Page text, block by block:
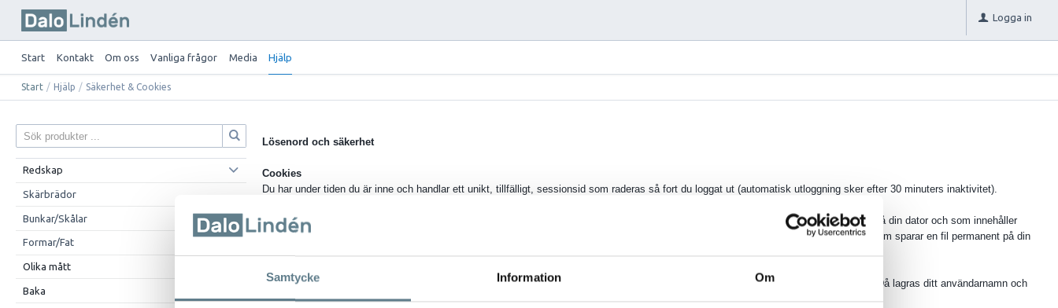
Samtycke Information Om
Logga in
Start Kontakt Om oss Vanliga frågor Media Hjälp
Start / Hjälp / Säkerhet & Cookies
Redskap
Skärbrädor
Bunkar/Skålar
Formar/Fat
Olika mått
Baka
Lösenord och säkerhet
Cookies
Du har under tiden du är inne och handlar ett unikt, tillfälligt, sessionsid som raderas så fort du loggat ut (automatisk utloggning sker efter 30 minuters inaktivitet).
Enligt lagen om elektronisk kommunikation måste vi informera dig om att vi använder cookies. En cookie är en liten textfil som lagras på din dator och som innehåller
information. Cookies används av rent tekniska skäl för att förbättra webbplatsens funktionalitet. Det finns två sorters cookies, en sort som sparar en fil permanent på din
Vi använder oss av temporära cookie-filer som finns sparade så länge du är inloggad. Undantag är om du väljer automatisk inloggning. Då lagras ditt användarnamn och
lösenord i en cookie-fil mellan inloggningar.